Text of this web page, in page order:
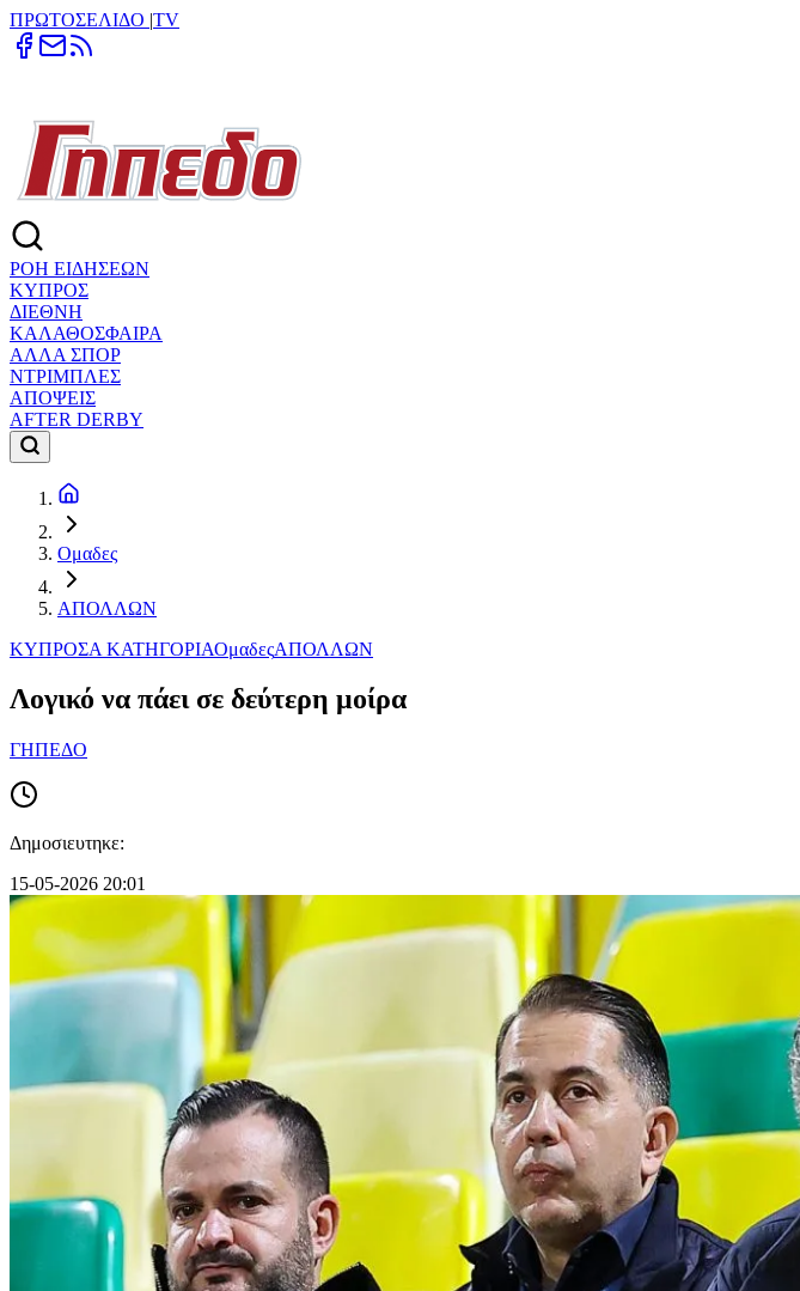
ΠΡΩΤΟΣΕΛΙΔΟ |TV
ΡΟΗ ΕΙΔΗΣΕΩΝ
ΚΥΠΡΟΣ
ΔΙΕΘΝΗ
ΚΑΛΑΘΟΣΦΑΙΡΑ
ΑΛΛΑ ΣΠΟΡ
ΝΤΡΙΜΠΛΕΣ
ΑΠΟΨΕΙΣ
AFTER DERBY
Ομαδες
ΑΠΟΛΛΩΝ
ΚΥΠΡΟΣΑ ΚΑΤΗΓΟΡΙΑΟμαδεςΑΠΟΛΛΩΝ
Λογικό να πάει σε δεύτερη μοίρα
ΓΗΠΕΔΟ
Δημοσιευτηκε:
15-05-2026 20:01